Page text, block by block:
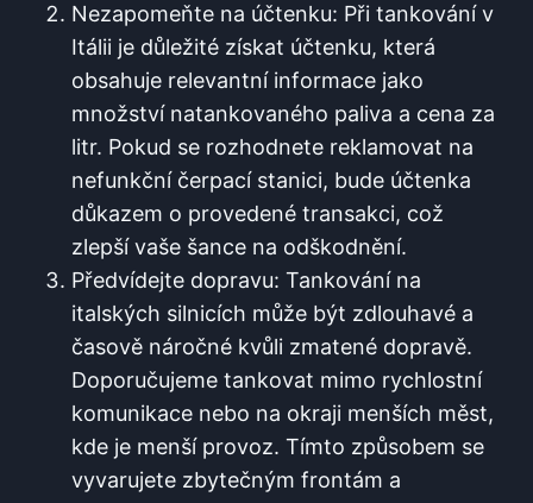
Nezapomeňte na účtenku: Při tankování v⁣
Itálii je důležité získat účtenku, která
obsahuje relevantní informace jako
množství natankovaného paliva ⁣a cena za
litr. Pokud ‌se rozhodnete reklamovat na
nefunkční čerpací stanici, bude účtenka
důkazem o provedené transakci, což
zlepší vaše šance ⁣na​ odškodnění.
Předvídejte dopravu: Tankování na
italských silnicích může být zdlouhavé a
časově náročné kvůli‌ zmatené dopravě.
Doporučujeme ​tankovat mimo rychlostní
komunikace ⁣nebo na okraji menších ‌měst,
kde je menší provoz. Tímto způsobem se
vyvarujete zbytečným frontám a